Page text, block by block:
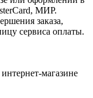
МИР.
заказа,
сервиса оплаты.
магазине